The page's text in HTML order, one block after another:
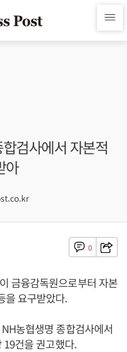
검사에서 자본적
아
0
금융감독원으로부터 자본
을 요구받았다.
농협생명 종합검사에서
19건을 권고했다.